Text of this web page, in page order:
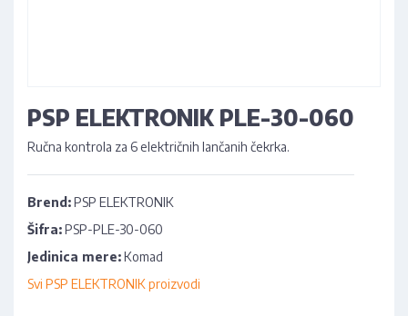
PSP ELEKTRONIK PLE-30-060
Ručna kontrola za 6 električnih lančanih čekrka.
Brend:PSP ELEKTRONIK
Šifra:PSP-PLE-30-060
Jedinica mere:Komad
Svi PSP ELEKTRONIK proizvodi